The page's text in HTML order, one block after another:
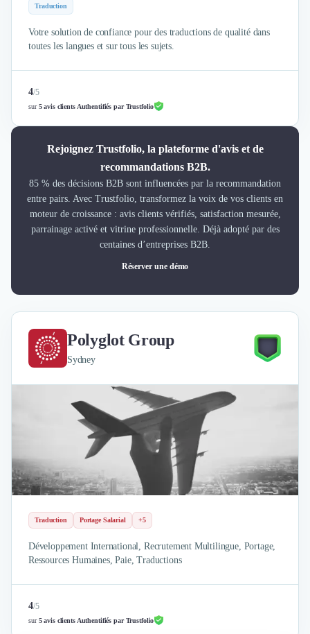
Traduction
Votre solution de confiance pour des traductions de qualité dans
toutes les langues et sur tous les sujets.
4/5
sur5 avis clients Authentifiés par Trustfolio
Rejoignez Trustfolio, la plateforme d'avis et de
recommandations B2B.
85 % des décisions B2B sont influencées par la recommandation
entre pairs. Avec Trustfolio, transformez la voix de vos clients en
moteur de croissance : avis clients vérifiés, satisfaction mesurée,
parrainage activé et vitrine professionnelle. Déjà adopté par des
centaines d’entreprises B2B.
Réserver une démo
Polyglot Group
Sydney
Traduction Portage Salarial +5
Développement International, Recrutement Multilingue, Portage,
Ressources Humaines, Paie, Traductions
4/5
sur5 avis clients Authentifiés par Trustfolio